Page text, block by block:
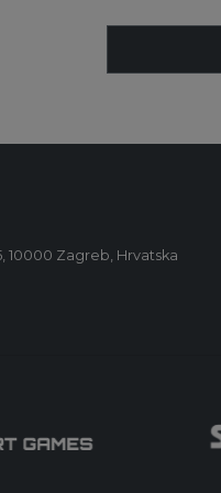
10000 Zagreb, Hrvatska